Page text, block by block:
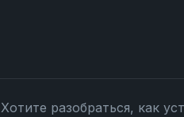
Хотите разобраться, как